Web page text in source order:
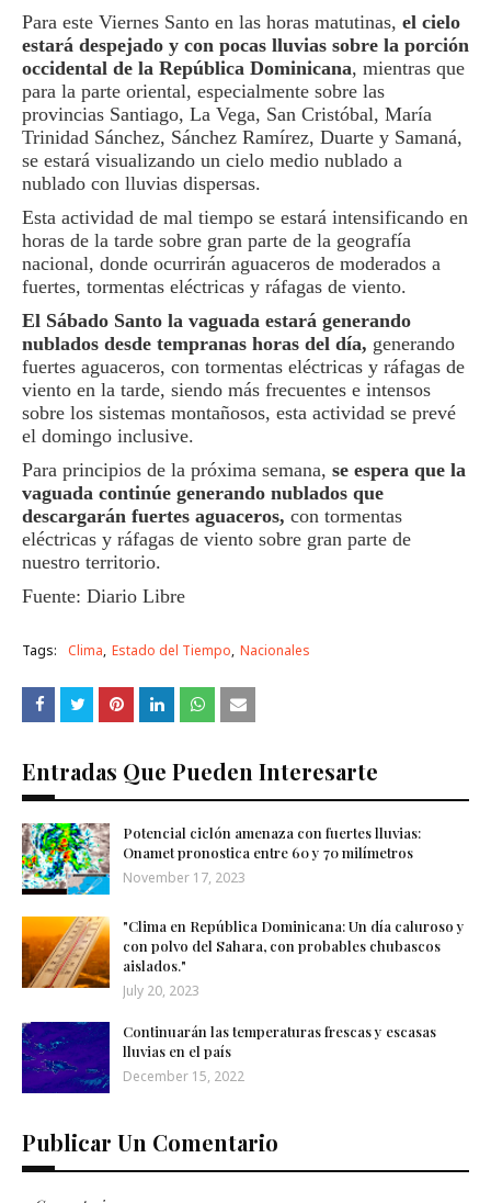
Para este Viernes Santo en las horas matutinas, el cielo
estará despejado y con pocas lluvias sobre la porción
occidental de la República Dominicana, mientras que
para la parte oriental, especialmente sobre las
provincias Santiago, La Vega, San Cristóbal, María
Trinidad Sánchez, Sánchez Ramírez, Duarte y Samaná,
se estará visualizando un cielo medio nublado a
nublado con lluvias dispersas.
Esta actividad de mal tiempo se estará intensificando en
horas de la tarde sobre gran parte de la geografía
nacional, donde ocurrirán aguaceros de moderados a
fuertes, tormentas eléctricas y ráfagas de viento.
El Sábado Santo la vaguada estará generando
nublados desde tempranas horas del día, generando
fuertes aguaceros, con tormentas eléctricas y ráfagas de
viento en la tarde, siendo más frecuentes e intensos
sobre los sistemas montañosos, esta actividad se prevé
el domingo inclusive.
Para principios de la próxima semana, se espera que la
vaguada continúe generando nublados que
descargarán fuertes aguaceros, con tormentas
eléctricas y ráfagas de viento sobre gran parte de
nuestro territorio.
Fuente: Diario Libre
Tags: Clima Estado del Tiempo Nacionales
Entradas Que Pueden Interesarte
Potencial ciclón amenaza con fuertes lluvias:
Onamet pronostica entre 60 y 70 milímetros
November 17, 2023
"Clima en República Dominicana: Un día caluroso y
con polvo del Sahara, con probables chubascos
aislados."
July 20, 2023
Continuarán las temperaturas frescas y escasas
lluvias en el país
December 15, 2022
Publicar Un Comentario